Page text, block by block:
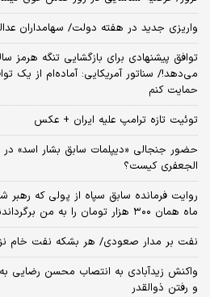
واریزی جدید در هفته دولت/ سهامداران
می‌دهد!/ سناتور آمریکایی: آماده‌ام از یک
حمایت کنم
توئیت تازه ترامپ علیه ایران + عکس
حضور جنجالی «دیپلمات سابق بشار اسد»
الجعفری کیست؟
روایت فرمانده سابق سپاه از پولی که
ماه همان ۳۰۰ هزار تومان را به من برگرداندند
نفت بر مدار صعودی/ هر بشکه نفت خام نزدیک 85
واکنش زیدآبادی به انتصاب محسن رضایی
و رفتن ذوالقدر